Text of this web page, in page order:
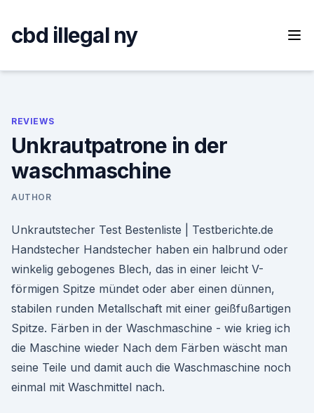
content
cbd illegal ny
REVIEWS
Unkrautpatrone in der
waschmaschine
AUTHOR
Unkrautstecher Test Bestenliste | Testberichte.de
Handstecher Handstecher haben ein halbrund oder
winkelig gebogenes Blech, das in einer leicht V-
förmigen Spitze mündet oder aber einen dünnen,
stabilen runden Metallschaft mit einer geißfußartigen
Spitze. Färben in der Waschmaschine - wie krieg ich
die Maschine wieder Nach dem Färben wäscht man
seine Teile und damit auch die Waschmaschine noch
einmal mit Waschmittel nach.